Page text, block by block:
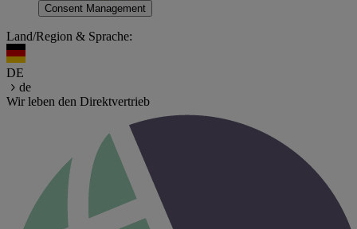
Consent Management
Land/Region & Sprache:
DE
de
Wir leben den Direktvertrieb